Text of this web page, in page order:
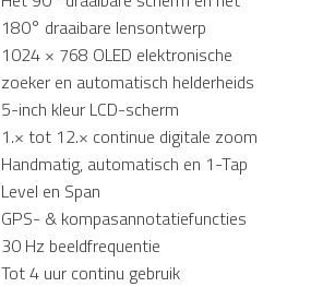
180° draaibare lensontwerp
1024 × 768 OLED elektronische
zoeker en automatisch helderheids
5-inch kleur LCD-scherm
1.× tot 12.× continue digitale zoom
Handmatig, automatisch en 1-Tap
Level en Span
GPS- & kompasannotatiefuncties
30 Hz beeldfrequentie
Tot 4 uur continu gebruik